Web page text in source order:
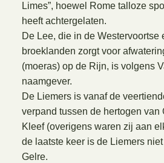
Limes”, hoewel Rome talloze
heeft achtergelaten.
De Lee, die in de Westervoortse
broeklanden zorgt voor
(moeras) op de Rijn, is volgens
naamgever.
De Liemers is vanaf de
verpand tussen de hertogen van
Kleef (overigens waren zij aan
de laatste keer is de Liemers
Gelre.